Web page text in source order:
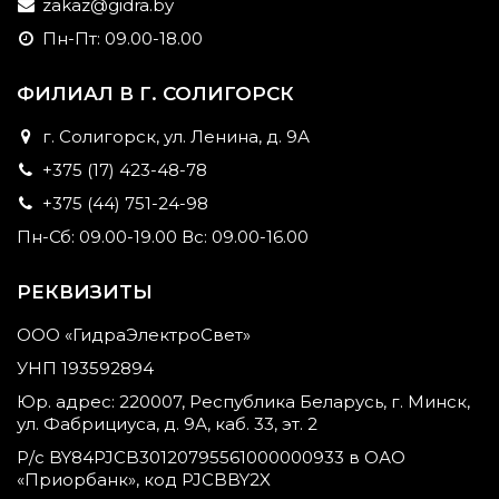
zakaz@gidra.by
Пн-Пт: 09.00-18.00
ФИЛИАЛ В Г. СОЛИГОРСК
г. Солигорск, ул. Ленина, д. 9А
+375 (17) 423-48-78
+375 (44) 751-24-98
Пн-Сб: 09.00-19.00 Вс: 09.00-16.00
РЕКВИЗИТЫ
ООО «ГидраЭлектроСвет»
УНП 193592894
Юр. адрес: 220007, Республика Беларусь, г. Минск,
ул. Фабрициуса, д. 9А, каб. 33, эт. 2
Р/с BY84PJCB30120795561000000933 в ОАО
«Приорбанк», код PJCBBY2X